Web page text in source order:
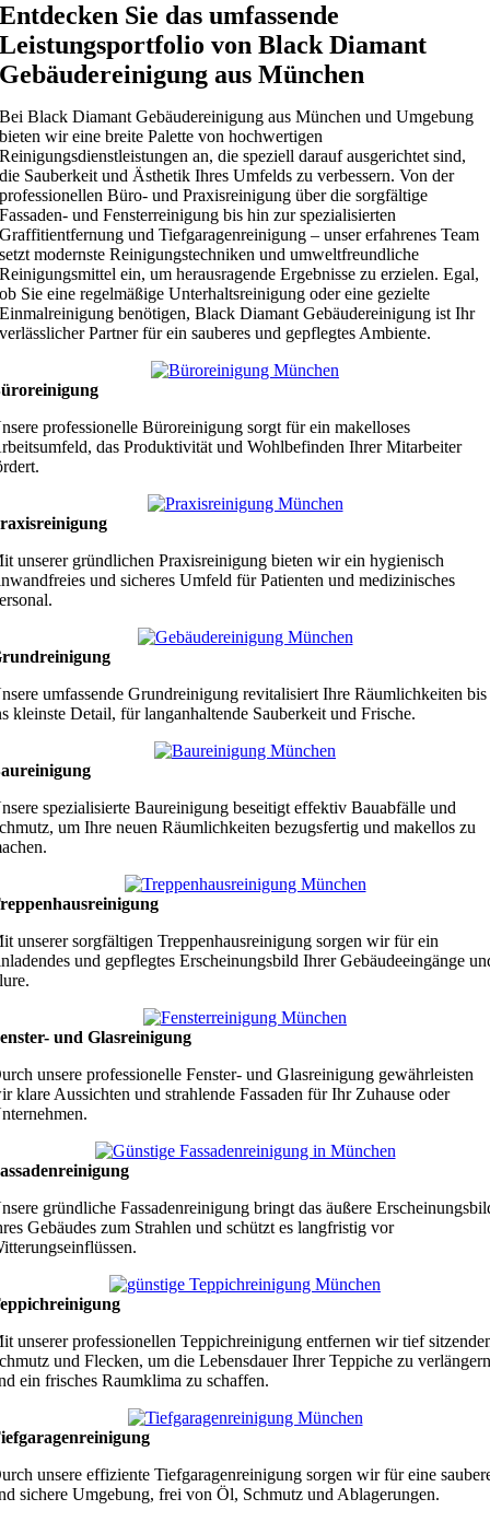
Entdecken Sie das umfassende
Leistungsportfolio von Black Diamant
Gebäudereinigung aus München
Bei Black Diamant Gebäudereinigung aus München und Umgebung
bieten wir eine breite Palette von hochwertigen
Reinigungsdienstleistungen an, die speziell darauf ausgerichtet sind,
die Sauberkeit und Ästhetik Ihres Umfelds zu verbessern. Von der
professionellen Büro- und Praxisreinigung über die sorgfältige
Fassaden- und Fensterreinigung bis hin zur spezialisierten
Graffitientfernung und Tiefgaragenreinigung – unser erfahrenes Team
setzt modernste Reinigungstechniken und umweltfreundliche
Reinigungsmittel ein, um herausragende Ergebnisse zu erzielen. Egal,
ob Sie eine regelmäßige Unterhaltsreinigung oder eine gezielte
Einmalreinigung benötigen, Black Diamant Gebäudereinigung ist Ihr
verlässlicher Partner für ein sauberes und gepflegtes Ambiente.
professionelle Büroreinigung sorgt für ein makelloses
das Produktivität und Wohlbefinden Ihrer Mitarbeiter
unserer gründlichen Praxisreinigung bieten wir ein hygienisch
und sicheres Umfeld für Patienten und medizinisches
umfassende Grundreinigung revitalisiert Ihre Räumlichkeiten bis
kleinste Detail, für langanhaltende Sauberkeit und Frische.
spezialisierte Baureinigung beseitigt effektiv Bauabfälle und
um Ihre neuen Räumlichkeiten bezugsfertig und makellos zu
unserer sorgfältigen Treppenhausreinigung sorgen wir für ein
und gepflegtes Erscheinungsbild Ihrer Gebäudeeingänge
und Glasreinigung
unsere professionelle Fenster- und Glasreinigung gewährleisten
klare Aussichten und strahlende Fassaden für Ihr Zuhause oder
gründliche Fassadenreinigung bringt das äußere
Gebäudes zum Strahlen und schützt es langfristig vor
unserer professionellen Teppichreinigung entfernen wir tief
und Flecken, um die Lebensdauer Ihrer Teppiche zu
ein frisches Raumklima zu schaffen.
unsere effiziente Tiefgaragenreinigung sorgen wir für eine
sichere Umgebung, frei von Öl, Schmutz und Ablagerungen.